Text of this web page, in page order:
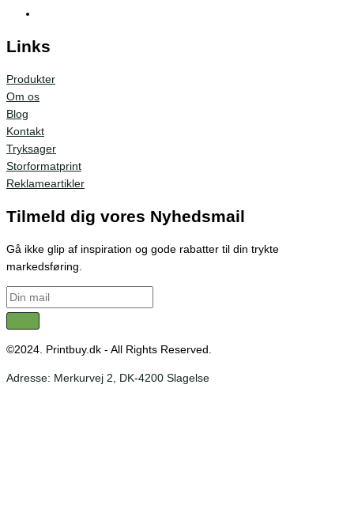
Links
Produkter
Om os
Blog
Kontakt
Tryksager
Storformatprint
Reklameartikler
Tilmeld dig vores Nyhedsmail
Gå ikke glip af inspiration og gode rabatter til din trykte
markedsføring.
©2024. Printbuy.dk - All Rights Reserved.
Adresse: Merkurvej 2, DK-4200 Slagelse